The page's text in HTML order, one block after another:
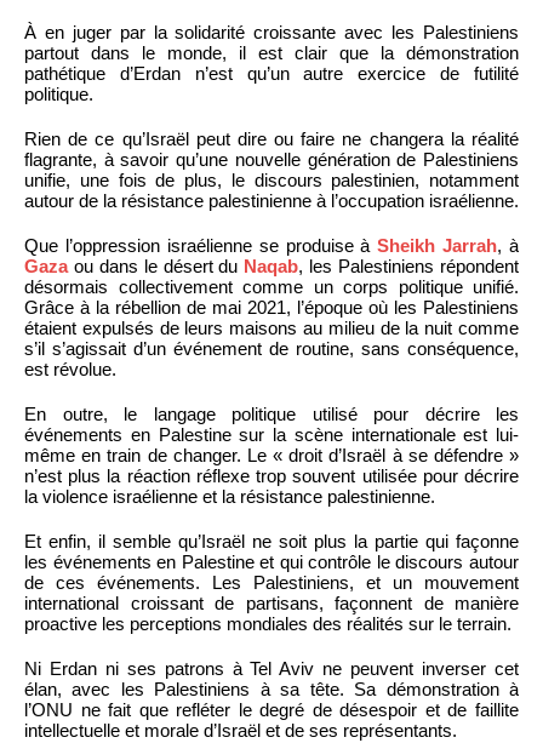
À en juger par la solidarité croissante avec les Palestiniens
partout dans le monde, il est clair que la démonstration
pathétique d’Erdan n’est qu’un autre exercice de futilité
politique.
Rien de ce qu’Israël peut dire ou faire ne changera la réalité
flagrante, à savoir qu’une nouvelle génération de Palestiniens
unifie, une fois de plus, le discours palestinien, notamment
autour de la résistance palestinienne à l’occupation israélienne.
Que l’oppression israélienne se produise àSheikh Jarrah, à
Gazaou dans le désert du Naqab, les Palestiniens répondent
désormais collectivement comme un corps politique unifié.
Grâce à la rébellion de mai 2021, l’époque où les Palestiniens
étaient expulsés de leurs maisons au milieu de la nuit comme
s’il s’agissait d’un événement de routine, sans conséquence,
est révolue.
En outre, le langage politique utilisé pour décrire les
événements en Palestine sur la scène internationale est lui-
même en train de changer. Le « droit d’Israël à se défendre »
n’est plus la réaction réflexe trop souvent utilisée pour décrire
la violence israélienne et la résistance palestinienne.
Et enfin, il semble qu’Israël ne soit plus la partie qui façonne
les événements en Palestine et qui contrôle le discours autour
de ces événements. Les Palestiniens, et un mouvement
international croissant de partisans, façonnent de manière
proactive les perceptions mondiales des réalités sur le terrain.
Ni Erdan ni ses patrons à Tel Aviv ne peuvent inverser cet
élan, avec les Palestiniens à sa tête. Sa démonstration à
l’ONU ne fait que refléter le degré de désespoir et de faillite
intellectuelle et morale d’Israël et de ses représentants.